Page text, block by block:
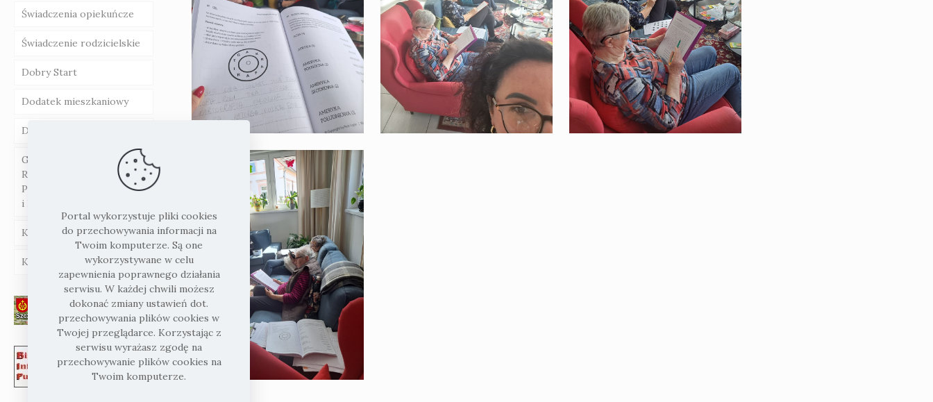
Świadczenia opiekuńcze
Świadczenie rodzicielskie
Dobry Start
Dodatek mieszkaniowy
Dział wsparcia rodziny
Gminna Komisja
Rozwiązywania
Problemów Alkoholowych
i Radca Prawny
Karta Seniora
Karta Dużej Rodziny
Portal wykorzystuje pliki cookies
do przechowywania informacji na
Twoim komputerze. Są one
wykorzystywane w celu
zapewnienia poprawnego działania
serwisu. W każdej chwili możesz
dokonać zmiany ustawień dot.
przechowywania plików cookies w
Twojej przeglądarce. Korzystając z
serwisu wyrażasz zgodę na
przechowywanie plików cookies na
Twoim komputerze.